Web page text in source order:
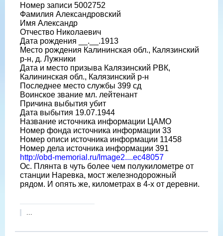
Номер записи 5002752
Фамилия Александровский
Имя Александр
Отчество Николаевич
Дата рождения __.__.1913
Место рождения Калининская обл., Калязинский
р-н, д. Лужники
Дата и место призыва Калязинский РВК,
Калининская обл., Калязинский р-н
Последнее место службы 399 сд
Воинское звание мл. лейтенант
Причина выбытия убит
Дата выбытия 19.07.1944
Название источника информации ЦАМО
Номер фонда источника информации 33
Номер описи источника информации 11458
Номер дела источника информации 391
http://obd-memorial.ru/Image2....ec48057
Ос. Плянта в чуть более чем полукилометре от
станции Наревка, мост железнодорожный
рядом. И опять же, километрах в 4-х от деревни.